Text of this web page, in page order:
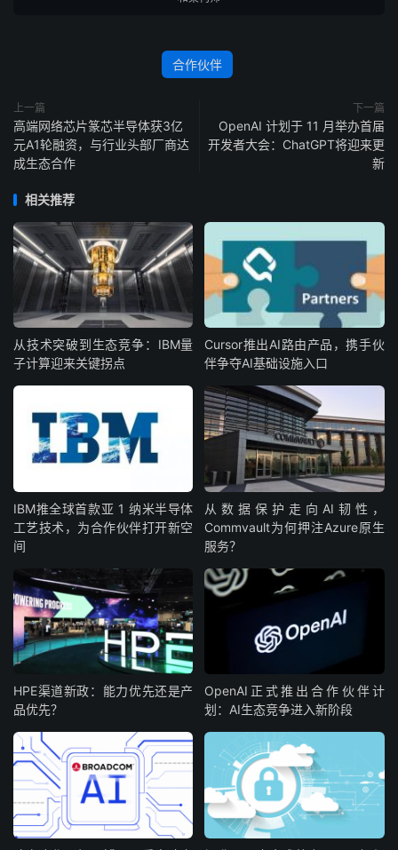
合作伙伴
上一篇
高端网络芯片篆芯半导体获3亿
元A1轮融资，与行业头部厂商达
成生态合作
下一篇
OpenAI 计划于 11 月举办首届
开发者大会：ChatGPT将迎来更
新
相关推荐
从技术突破到生态竞争：IBM量
子计算迎来关键拐点
Cursor推出AI路由产品，携手伙
伴争夺AI基础设施入口
IBM‌推全球首款‌亚 1 纳米半导体
工艺技术，为合作伙伴打开新空
间
从数据保护走向AI韧性，
Commvault为何押注Azure原生
服务？
HPE渠道新政：能力优先还是产
品优先？
OpenAI正式推出合作伙伴计
划：AI生态竞争进入新阶段